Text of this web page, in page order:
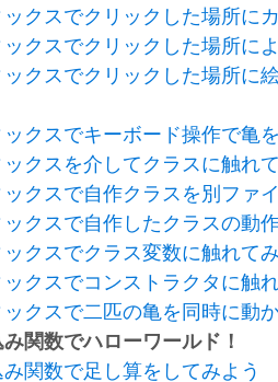
クスでクリックした場所に
クスでクリックした場所に
クスでクリックした場所に
クスでキーボード操作で亀
クスを介してクラスに触れ
クスで自作クラスを別ファ
クスで自作したクラスの動
クスでクラス変数に触れて
クスでコンストラクタに触
クスで二匹の亀を同時に動
関数でハローワールド！
関数で足し算をしてみよう